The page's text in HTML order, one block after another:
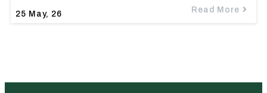
25 May, 26
Read More